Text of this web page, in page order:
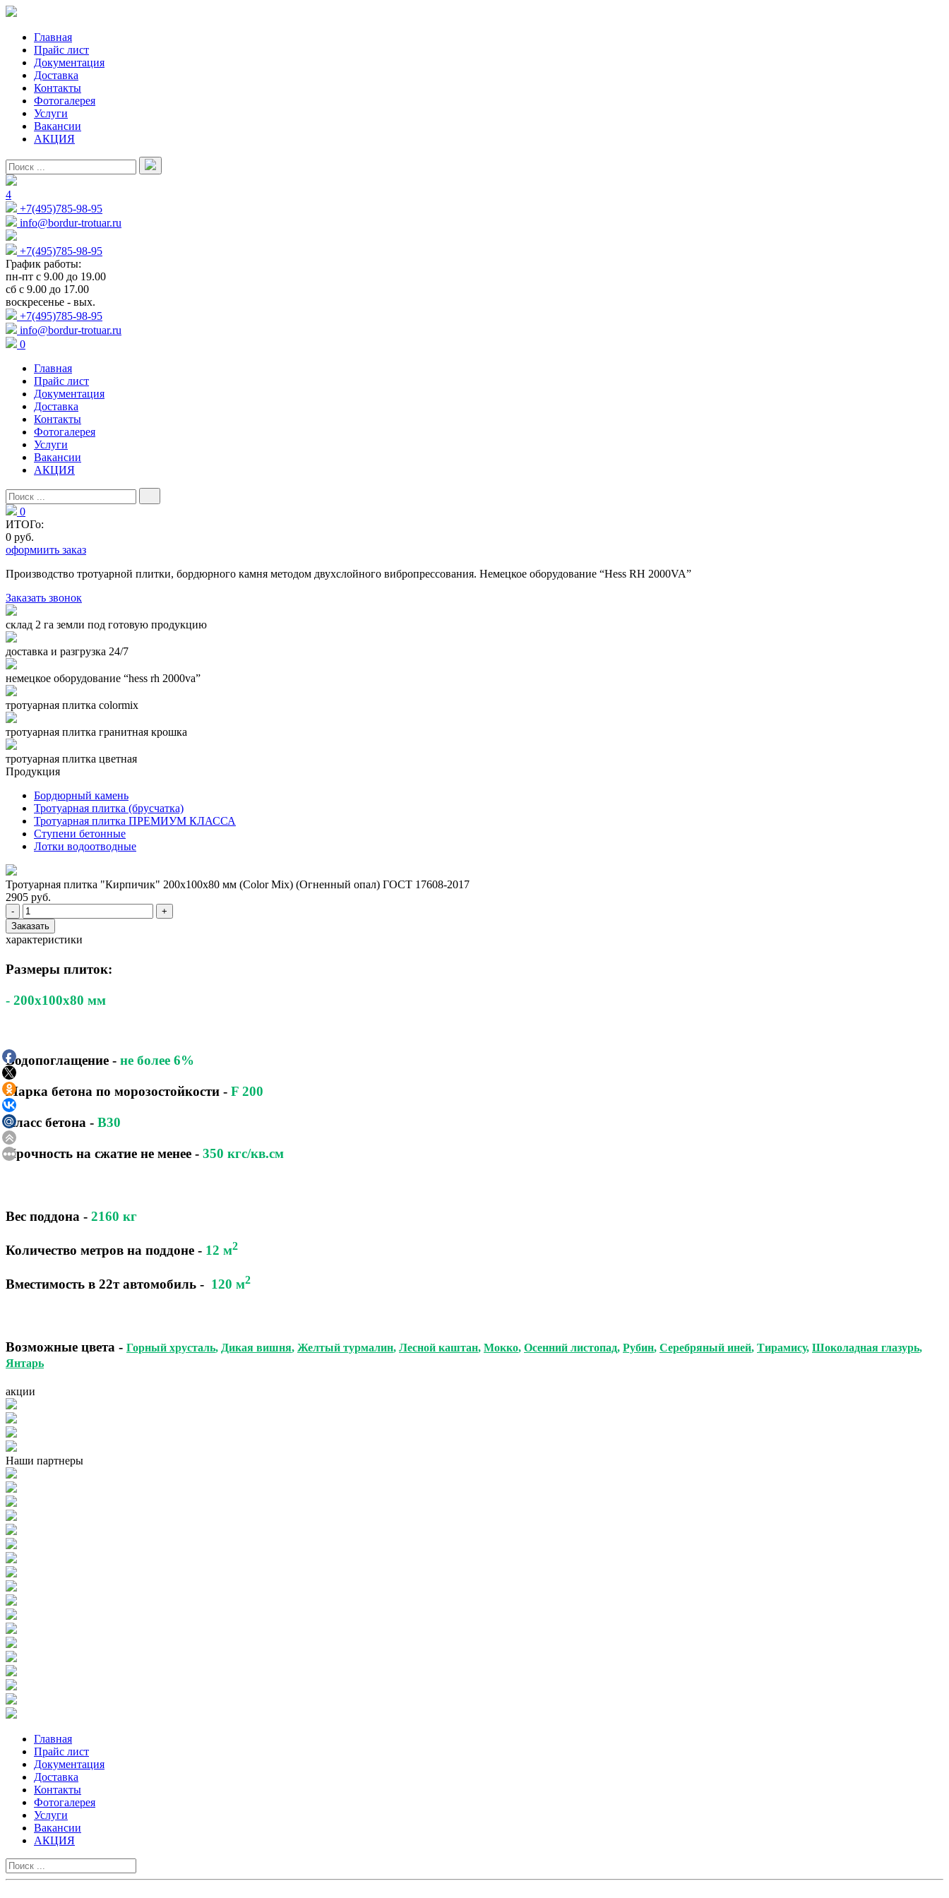
Главная
Прайс лист
Документация
Доставка
Контакты
Фотогалерея
Услуги
Вакансии
АКЦИЯ
4
+7(495)785-98-95
info@bordur-trotuar.ru
+7(495)785-98-95
График работы:
пн-пт с 9.00 до 19.00
сб с 9.00 до 17.00
воскресенье - вых.
+7(495)785-98-95
info@bordur-trotuar.ru
0
Главная
Прайс лист
Документация
Доставка
Контакты
Фотогалерея
Услуги
Вакансии
АКЦИЯ
0
ИТОГо:
0 руб.
оформиить заказ
Производство тротуарной плитки, бордюрного камня методом двухслойного вибропресcования. Немецкое оборудование “Hess RH 2000VA”
Заказать звонок
склад 2 га земли под готовую продукцию
доставка и разгрузка 24/7
немецкое оборудование “hess rh 2000va”
тротуарная плитка colormix
тротуарная плитка гранитная крошка
тротуарная плитка цветная
Продукция
Бордюрный камень
Тротуарная плитка (брусчатка)
Тротуарная плитка ПРЕМИУМ КЛАССА
Ступени бетонные
Лотки водоотводные
Тротуарная плитка "Кирпичик" 200x100x80 мм (Color Mix) (Огненный опал) ГОСТ 17608-2017
2905 руб.
-
+
Заказать
характеристики
Размеры плиток:
- 200x100x80 мм
Водопоглащение - не более 6%
Марка бетона по морозостойкости - F 200
Класс бетона - B30
Прочность на сжатие не менее - 350 кгс/кв.см
Вес поддона - 2160 кг
Количество метров на поддоне - 12 м2
Вместимость в 22т автомобиль - 120 м2
Возможные цвета - Горный хрусталь, Дикая вишня, Желтый турмалин, Лесной каштан, Мокко, Осенний листопад, Рубин, Серебряный иней, Тирамису, Шоколадная глазурь,
Янтарь
акции
Наши партнеры
Главная
Прайс лист
Документация
Доставка
Контакты
Фотогалерея
Услуги
Вакансии
АКЦИЯ